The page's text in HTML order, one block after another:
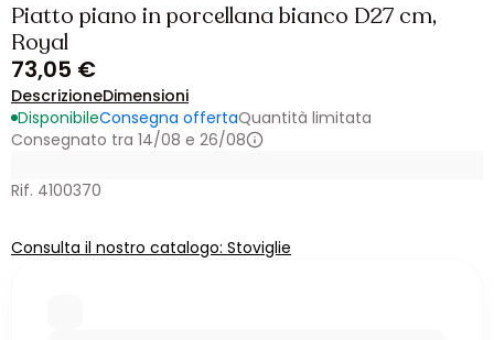
Piatto piano in porcellana bianco D27 cm,
Royal
73,05 €
DescrizioneDimensioni
DisponibileConsegna offertaQuantità limitata
Consegnato tra 14/08 e 26/08
Rif. 4100370
Consulta il nostro catalogo: Stoviglie